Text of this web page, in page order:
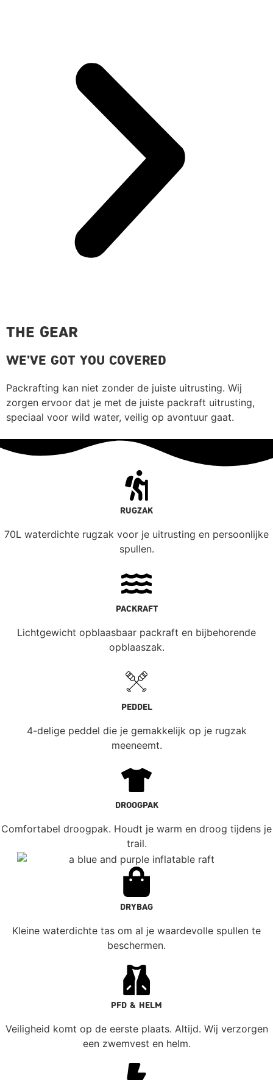
THE GEAR
WE'VE GOT YOU COVERED
Packrafting kan niet zonder de juiste uitrusting. Wij
zorgen ervoor dat je met de juiste packraft uitrusting,
speciaal voor wild water, veilig op avontuur gaat.
RUGZAK
70L waterdichte rugzak voor je uitrusting en persoonlijke
spullen.
PACKRAFT
Lichtgewicht opblaasbaar packraft en bijbehorende
opblaaszak.
PEDDEL
4-delige peddel die je gemakkelijk op je rugzak
meeneemt.
droogpak
Comfortabel droogpak. Houdt je warm en droog tijdens je
trail.
DRYBAG
Kleine waterdichte tas om al je waardevolle spullen te
beschermen.
PFD & HELM
Veiligheid komt op de eerste plaats. Altijd. Wij verzorgen
een zwemvest en helm.